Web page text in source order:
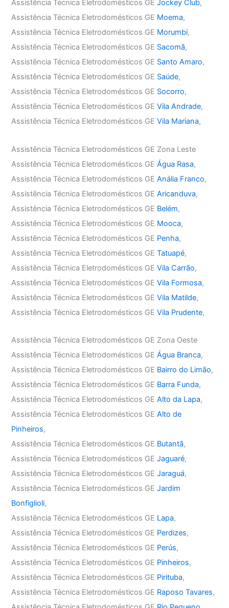
Assistência Técnica Eletrodomésticos GEJockey Club,
Assistência Técnica Eletrodomésticos GE Moema,
Assistência Técnica Eletrodomésticos GE Morumbi,
Assistência Técnica Eletrodomésticos GE Sacomã,
Assistência Técnica Eletrodomésticos GE Santo Amaro,
Assistência Técnica Eletrodomésticos GE Saúde,
Assistência Técnica Eletrodomésticos GE Socorro,
Assistência Técnica Eletrodomésticos GEVila Andrade,
Assistência Técnica Eletrodomésticos GEVila Mariana,
Assistência Técnica Eletrodomésticos GE Zona Leste
Assistência Técnica Eletrodomésticos GEÁgua Rasa,
Assistência Técnica Eletrodomésticos GEAnália Franco,
Assistência Técnica Eletrodomésticos GEAricanduva,
Assistência Técnica Eletrodomésticos GE Belém,
Assistência Técnica Eletrodomésticos GE Mooca,
Assistência Técnica Eletrodomésticos GE Penha,
Assistência Técnica Eletrodomésticos GETatuapé,
Assistência Técnica Eletrodomésticos GEVila Carrão,
Assistência Técnica Eletrodomésticos GEVila Formosa,
Assistência Técnica Eletrodomésticos GEVila Matilde,
Assistência Técnica Eletrodomésticos GEVila Prudente,
Assistência Técnica Eletrodomésticos GE Zona Oeste
Assistência Técnica Eletrodomésticos GEÁgua Branca,
Assistência Técnica Eletrodomésticos GE Bairro do Limão,
Assistência Técnica Eletrodomésticos GE Barra Funda,
Assistência Técnica Eletrodomésticos GEAlto da Lapa,
Assistência Técnica Eletrodomésticos GEAlto de
Pinheiros,
Assistência Técnica Eletrodomésticos GE Butantã,
Assistência Técnica Eletrodomésticos GEJaguaré,
Assistência Técnica Eletrodomésticos GEJaraguá,
Assistência Técnica Eletrodomésticos GEJardim
Bonfiglioli,
Assistência Técnica Eletrodomésticos GE Lapa,
Assistência Técnica Eletrodomésticos GE Perdizes,
Assistência Técnica Eletrodomésticos GE Perús,
Assistência Técnica Eletrodomésticos GE Pinheiros,
Assistência Técnica Eletrodomésticos GE Pirituba,
Assistência Técnica Eletrodomésticos GE Raposo Tavares,